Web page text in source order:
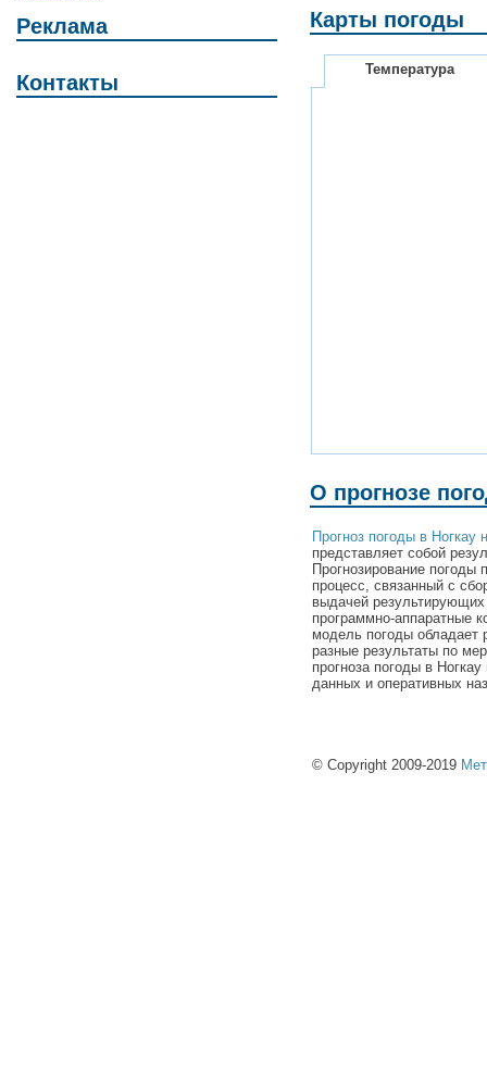
Реклама
Контакты
Карты погоды
Температура
О прогнозе
Прогноз погоды в Ногкау
представляет собой
Прогнозирование погоды
процесс, связанный с
выдачей
программно-аппаратные
модель погоды обладает
разные результаты по
прогноза погоды в
данных и оперативных
© Copyright 2009-2019